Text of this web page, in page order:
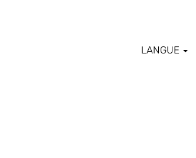
LANGUE